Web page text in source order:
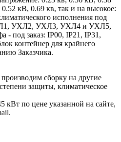
кВ, 0.69 кв, так и на высокое:
исполнения под
УХЛ2, УХЛ3, УХЛ4 и УХЛ5,
- под заказ: IP00, IP21, IP31,
контейнер для крайнего
Заказчика.
сборку на другие
защиты, климатическое
кВт по цене указанной на сайте,